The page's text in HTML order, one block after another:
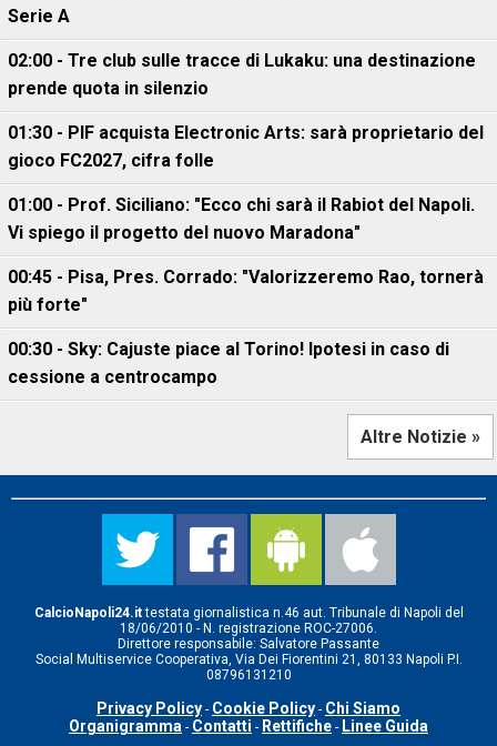
Serie A
02:00 - Tre club sulle tracce di Lukaku: una destinazione
prende quota in silenzio
01:30 - PIF acquista Electronic Arts: sarà proprietario del
gioco FC2027, cifra folle
01:00 - Prof. Siciliano: "Ecco chi sarà il Rabiot del Napoli.
Vi spiego il progetto del nuovo Maradona"
00:45 - Pisa, Pres. Corrado: "Valorizzeremo Rao, tornerà
più forte"
00:30 - Sky: Cajuste piace al Torino! Ipotesi in caso di
cessione a centrocampo
Altre Notizie »
CalcioNapoli24.ittestata giornalistica n.46 aut. Tribunale di Napoli del
18/06/2010 - N. registrazione ROC-27006.
Direttore responsabile: Salvatore Passante
Social Multiservice Cooperativa, Via Dei Fiorentini 21, 80133 Napoli P.I.
08796131210
Privacy Policy - Cookie Policy - Chi Siamo
Organigramma - Contatti - Rettifiche - Linee Guida